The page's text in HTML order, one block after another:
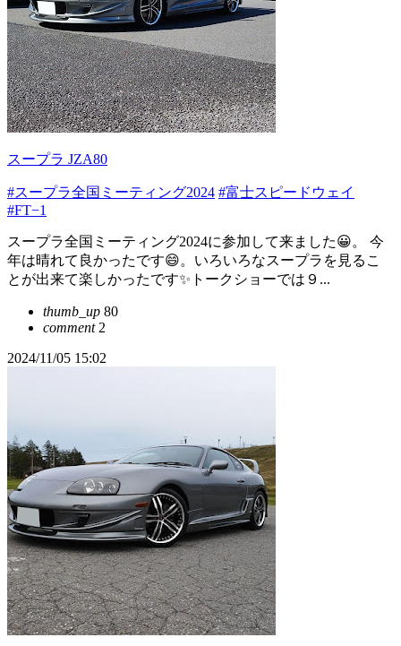
スープラ JZA80
#スープラ全国ミーティング2024 #富士スピードウェイ
#FT−1
スープラ全国ミーティング2024に参加して来ました😀。 今
年は晴れて良かったです😄。いろいろなスープラを見るこ
とが出来て楽しかったです✨トークショーでは９...
thumb_up 80
comment2
2024/11/05 15:02